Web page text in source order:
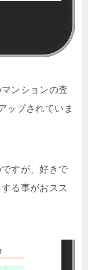
ンションの査
ップされていま
すが、好きで
る事がおスス